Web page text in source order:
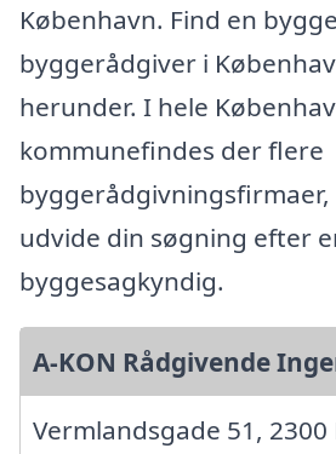
København. Find en
byggerådgiver i
herunder. I hele
kommunefindes der flere
byggerådgivningsfirmaer,
udvide din søgning efter
byggesagkyndig.
A-KON Rådgivende
Vermlandsgade 51, 2300